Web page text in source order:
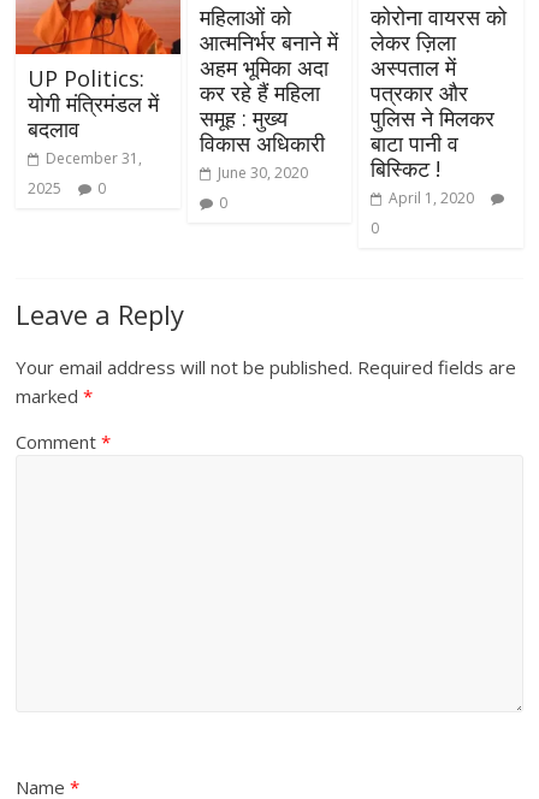
UP Politics:
योगी मंत्रिमंडल में
बदलाव
December 31,
2025
0
महिलाओं को
आत्मनिर्भर बनाने में
अहम भूमिका अदा
कर रहे हैं महिला
समूह : मुख्य
विकास अधिकारी
June 30, 2020
0
कोरोना वायरस को
लेकर ज़िला
अस्पताल में
पत्रकार और
पुलिस ने मिलकर
बाटा पानी व
बिस्किट !
April 1, 2020
0
Leave a Reply
Your email address will not be published. Required fields are
marked*
Comment*
Name*